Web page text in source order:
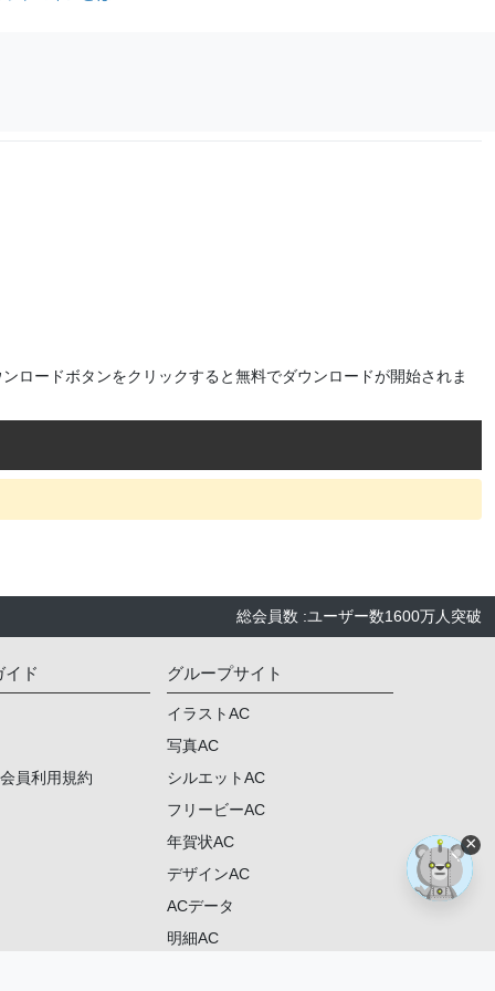
ロードボタンをクリックすると無料でダウンロードが開始されま
総会員数 :ユーザー数1600万人 突破
イド
員利用規約
グループサイト
イラストAC
写真AC
シルエットAC
フリービーAC
年賀状AC
デザインAC
ACデータ
明細AC
×